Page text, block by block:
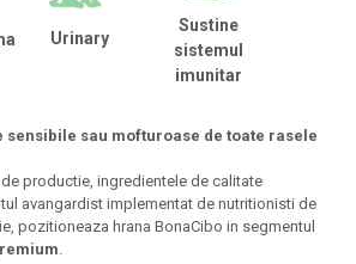
Urinary
Sustine
sistemul
imunitar
sensibile sau mofturoase de toate rasele
productie, ingredientele de calitate
avangardist implementat de nutritionisti de
pozitioneaza hrana BonaCibo in segmentul
.